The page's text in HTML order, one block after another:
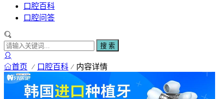
口腔百科
口腔问答
搜 索
首页 口腔百科 内容详情